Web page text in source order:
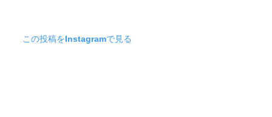
この投稿をInstagramで見る